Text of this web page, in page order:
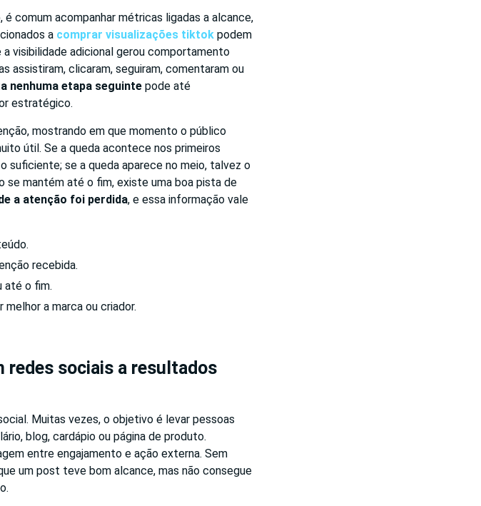
comum acompanhar métricas ligadas a alcance,
a comprar visualizações tiktok podem
visibilidade adicional gerou comportamento
assistiram, clicaram, seguiram, comentaram ou
nenhuma etapa seguinte pode até
estratégico.
mostrando em que momento o público
útil. Se a queda acontece nos primeiros
suficiente; se a queda aparece no meio, talvez o
se mantém até o fim, existe uma boa pista de
a atenção foi perdida, e essa informação vale
recebida.
até o fim.
a marca ou criador.
redes sociais a resultados
Muitas vezes, o objetivo é levar pessoas
blog, cardápio ou página de produto.
entre engajamento e ação externa. Sem
um post teve bom alcance, mas não consegue